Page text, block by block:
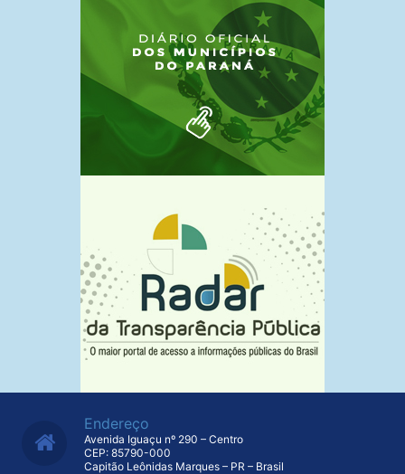
Endereço
Avenida Iguaçu nº 290 – Centro
CEP: 85790-000
Capitão Leônidas Marques – PR – Brasil